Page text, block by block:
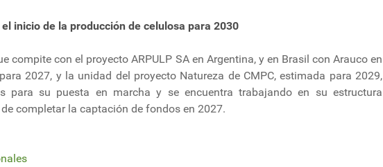
inicio de la producción de celulosa para 2030
compite con el proyecto ARPULP SA en Argentina, y en Brasil con Arauco en
2027, y la unidad del proyecto Natureza de CMPC, estimada para 2029,
para su puesta en marcha y se encuentra trabajando en su estructura
completar la captación de fondos en 2027.